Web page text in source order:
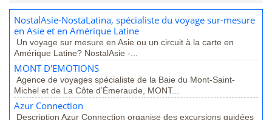
NostalAsie-NostaLatina, spécialiste du voyage sur-mesure
en Asie et en Amérique Latine
Un voyage sur mesure en Asie ou un circuit à la carte en
Amérique Latine? NostalAsie -...
MONT D'EMOTIONS
Agence de voyages spécialiste de la Baie du Mont-Saint-
Michel et de La Côte d’Émeraude, MONT...
Azur Connection
Description Azur Connection organise des excursions guidées